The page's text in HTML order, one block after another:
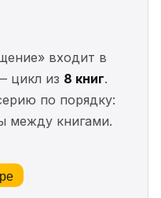
входит в
цикл из 8 книг.
по порядку:
между книгами.